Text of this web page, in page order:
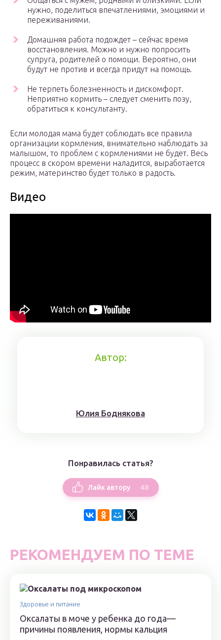
нужно, поделиться впечатлениями, эмоциями и
переживаниями.
Домашняя работа подождет – сейчас время
восстановления. Можно и нужно попросить
супруга, родителей о помощи. Вероятно, они
будут не против и всегда придут на помощь.
Не терпеть болезненность и дискомфорт.
Неприятно кормить – следует сменить позу,
обратиться к консультанту.
Если молодая мама будет соблюдать все правила
организации кормления, внимательно наблюдать за
малышом, то проблем с кормлениями не будет. Весь
процесс в скором времени наладится, выработается
режим, материнство будет только в радость.
Видео
Автор:
Юлия Боднякова
Понравилась статья?
Лайк автору 48
РЕКОМЕНДУЕМ ПО ТЕМЕ
Здоровье и питание
Оксалаты в моче у ребенка до года—
причины появления, нормы кальция